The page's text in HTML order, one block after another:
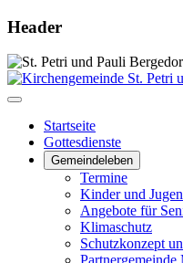
Header
Startseite
Gottesdienste
Gemeindeleben
Termine
Kinder und
Angebote für
Klimaschutz
Schutzkonzept